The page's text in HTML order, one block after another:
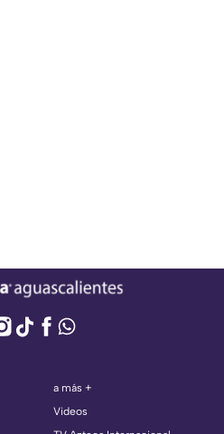
a más +
Videos